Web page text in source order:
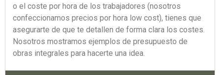
o el coste por hora de los trabajadores (nosotros
confeccionamos precios por hora low cost), tienes que
asegurarte de que te detallen de forma clara los costes.
Nosotros mostramos ejemplos de presupuesto de
obras integrales para hacerte una idea.